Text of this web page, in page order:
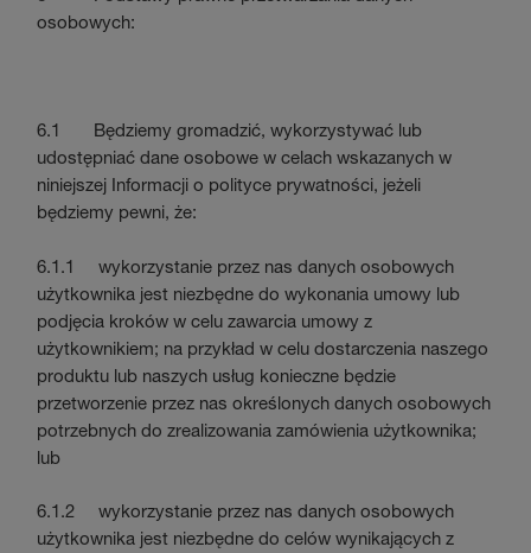
osobowych:
6.1 Będziemy gromadzić, wykorzystywać lub
udostępniać dane osobowe w celach wskazanych w
niniejszej Informacji o polityce prywatności, jeżeli
będziemy pewni, że:
6.1.1 wykorzystanie przez nas danych osobowych
użytkownika jest niezbędne do wykonania umowy lub
podjęcia kroków w celu zawarcia umowy z
użytkownikiem; na przykład w celu dostarczenia naszego
produktu lub naszych usług konieczne będzie
przetworzenie przez nas określonych danych osobowych
potrzebnych do zrealizowania zamówienia użytkownika;
lub
6.1.2 wykorzystanie przez nas danych osobowych
użytkownika jest niezbędne do celów wynikających z